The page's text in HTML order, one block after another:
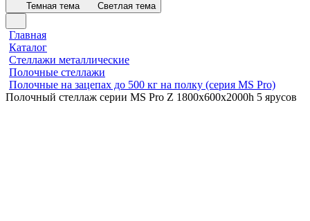
Темная тема Светлая тема
Главная
Каталог
Стеллажи металлические
Полочные стеллажи
Полочные на зацепах до 500 кг на полку (серия MS Pro)
Полочный стеллаж серии MS Pro Z 1800x600х2000h 5 ярусов